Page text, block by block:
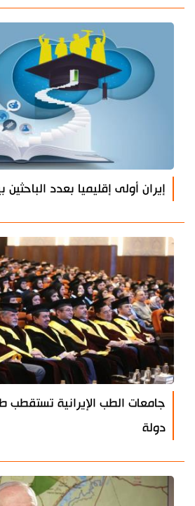
إيران أولى إقليميا بعدد الباحثين
دولة